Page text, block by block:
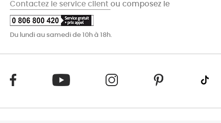
Contactez le service client ou composez le
Du lundi au samedi de 10h à 18h.